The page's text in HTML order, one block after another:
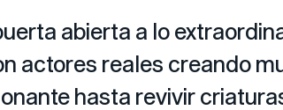
abierta a lo
actores reales creando
hasta revivir